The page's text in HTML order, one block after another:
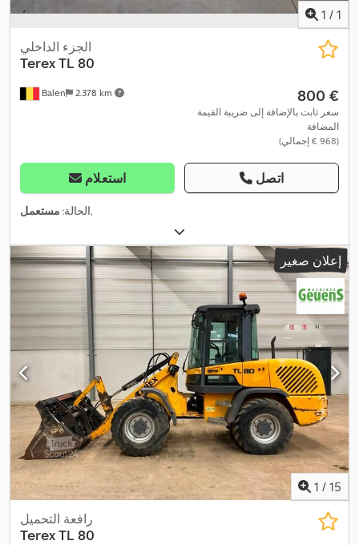
1 / 1
Balen 2.378 km
الجزء الداخلي
TerexTL 80
‏800 €
سعر ثابت بالإضافة إلى ضريبة القيمة
المضافة
(‏968 € إجمالي)
استعلام اتصل
الحالة: مستعمل ,
إعلان صغير
1 / 15
رافعة التحميل
TerexTL 80